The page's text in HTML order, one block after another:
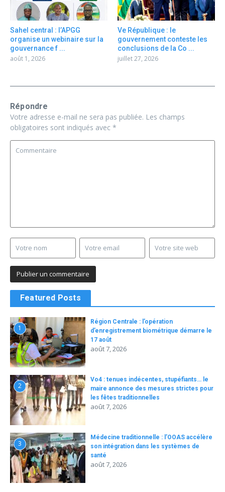
Sahel central : l’APGG
organise un webinaire sur la
gouvernance f ...
août 1, 2026
Ve République : le
gouvernement conteste les
conclusions de la Co ...
juillet 27, 2026
Répondre
Votre adresse e-mail ne sera pas publiée. Les champs
obligatoires sont indiqués avec *
Featured Posts
1
Région Centrale : l’opération
d’enregistrement biométrique démarre le
17 août
août 7, 2026
2
Vo4 : tenues indécentes, stupéfiants… le
maire annonce des mesures strictes pour
les fêtes traditionnelles
août 7, 2026
3
Médecine traditionnelle : l’OOAS accélère
son intégration dans les systèmes de
santé
août 7, 2026